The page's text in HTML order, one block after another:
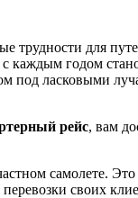
трудности для
каждым годом
под ласковыми
рейс, вам
самолете.
своих